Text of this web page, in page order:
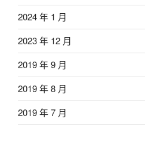
2024 年 1 月
2023 年 12 月
2019 年 9 月
2019 年 8 月
2019 年 7 月